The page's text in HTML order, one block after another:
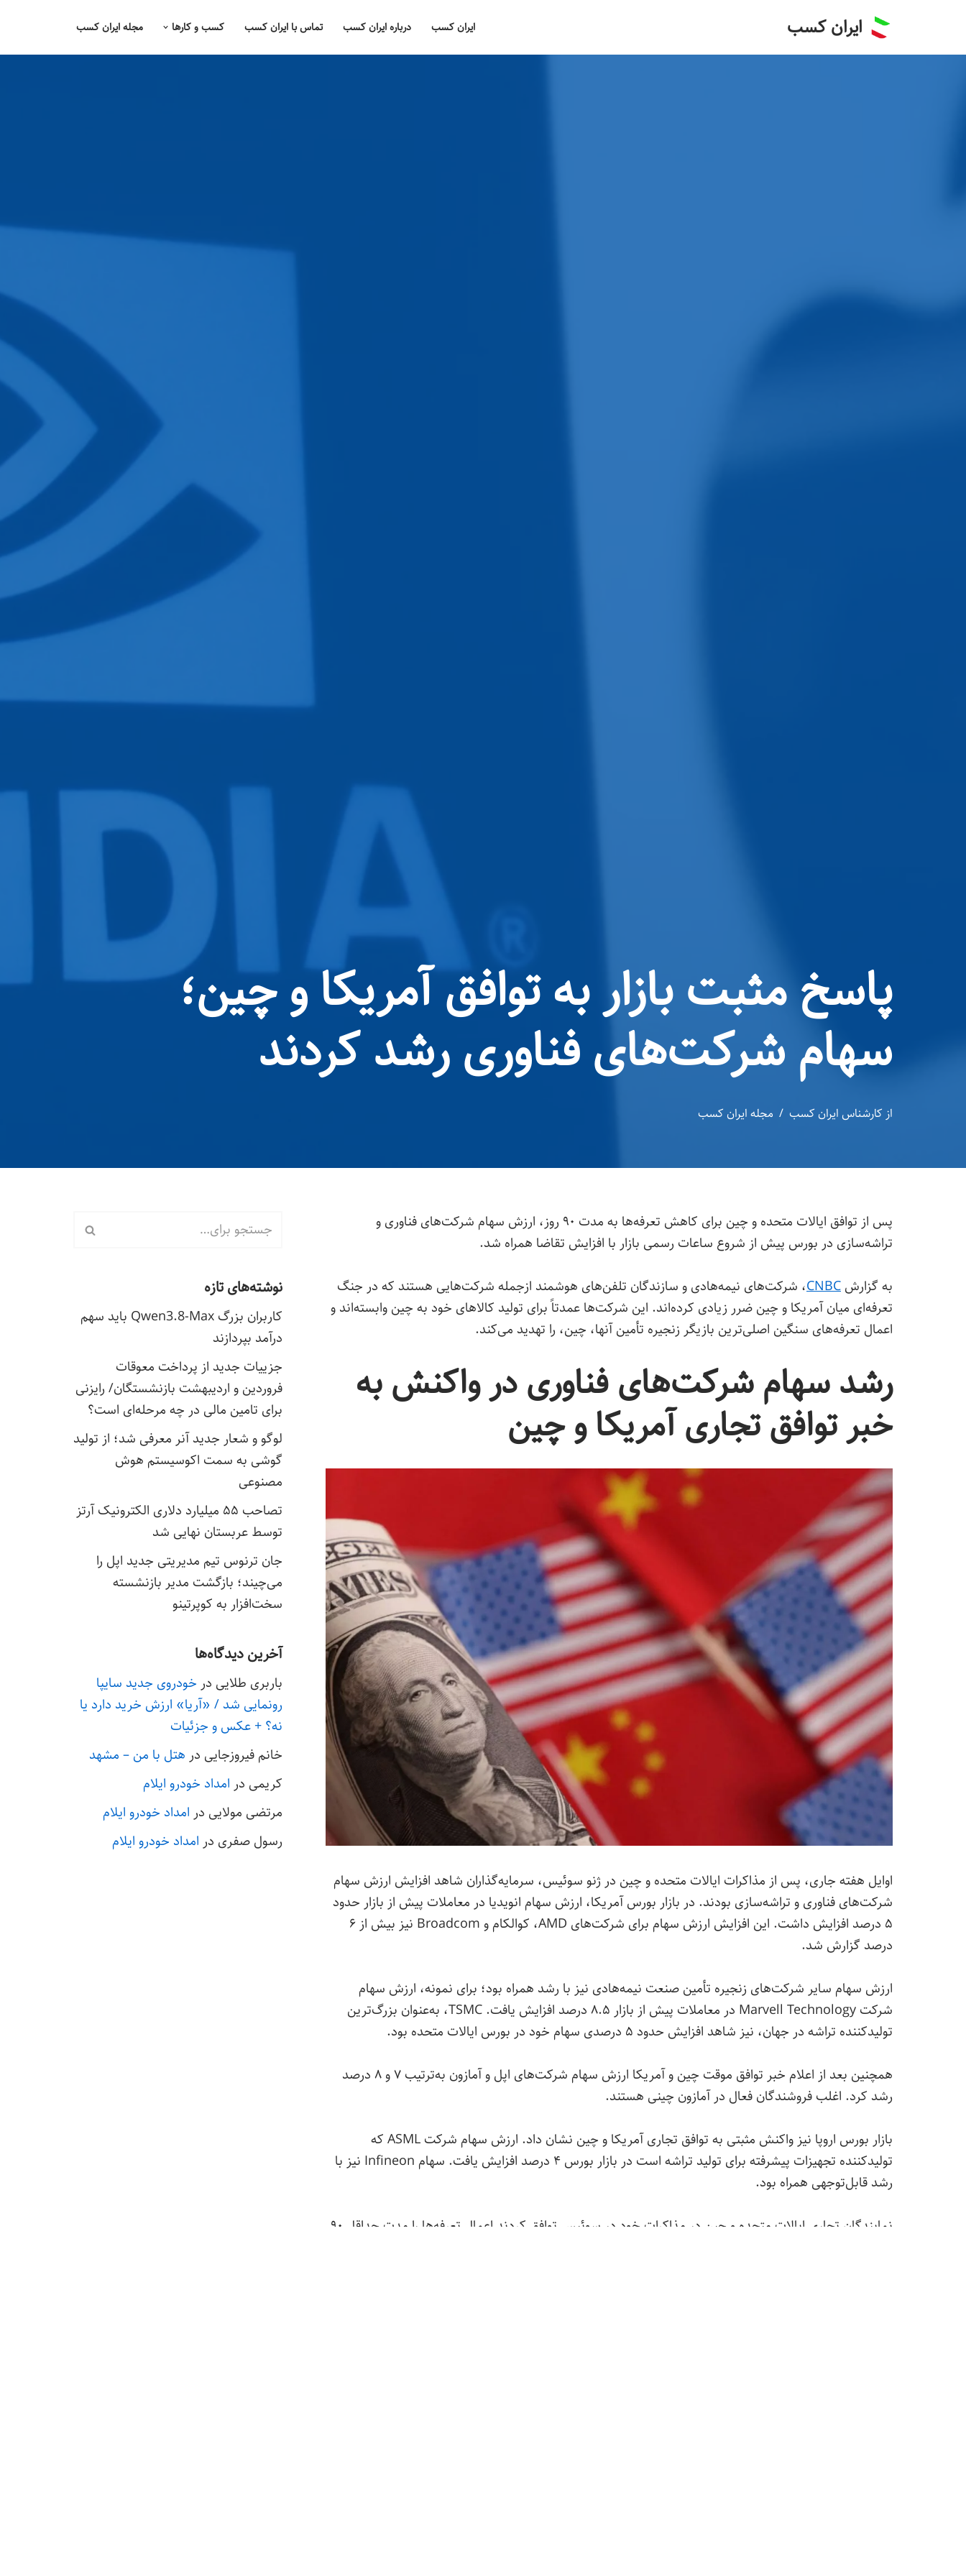
ایران کسب ایران کسب درباره ایران کسب تماس با ایران کسب کسب و کارها مجله ایران کسب
پاسخ مثبت بازار به توافق آمریکا و چین؛
سهام شرکت‌های فناوری رشد کردند
از کارشناس ایران کسب مجله ایران کسب
پس از توافق ایالات متحده و چین برای کاهش تعرفه‌ها به مدت ۹۰ روز، ارزش سهام شرکت‌های فناوری و
تراشه‌سازی در بورس پیش از شروع ساعات رسمی بازار با افزایش تقاضا همراه شد.
به گزارش CNBC، شرکت‌های نیمه‌هادی و سازندگان تلفن‌های هوشمند ازجمله شرکت‌هایی هستند که در جنگ
تعرفه‌ای میان آمریکا و چین ضرر زیادی کرده‌اند. این شرکت‌ها عمدتاً برای تولید کالاهای خود به چین وابسته‌اند و
اعمال تعرفه‌های سنگین اصلی‌ترین بازیگر زنجیره تأمین آنها، چین، را تهدید می‌کند.
رشد سهام شرکت‌های فناوری در واکنش به
خبر توافق تجاری آمریکا و چین
اوایل هفته جاری، پس از مذاکرات ایالات متحده و چین در ژنو سوئیس، سرمایه‌گذاران شاهد افزایش ارزش سهام
شرکت‌های فناوری و تراشه‌سازی بودند. در بازار بورس آمریکا، ارزش سهام انویدیا در معاملات پیش از بازار حدود
۵ درصد افزایش داشت. این افزایش ارزش سهام برای شرکت‌های AMD، کوالکام و Broadcom نیز بیش از ۶
درصد گزارش شد.
ارزش سهام سایر شرکت‌های زنجیره تأمین صنعت نیمه‌هادی نیز با رشد همراه بود؛ برای نمونه، ارزش سهام
شرکت Marvell Technology در معاملات پیش از بازار ۸.۵ درصد افزایش یافت. TSMC، به‌عنوان بزرگ‌ترین
تولیدکننده تراشه در جهان، نیز شاهد افزایش حدود ۵ درصدی سهام خود در بورس ایالات متحده بود.
همچنین بعد از اعلام خبر توافق موقت چین و آمریکا ارزش سهام شرکت‌های اپل و آمازون به‌ترتیب ۷ و ۸ درصد
رشد کرد. اغلب فروشندگان فعال در آمازون چینی هستند.
بازار بورس اروپا نیز واکنش مثبتی به توافق تجاری آمریکا و چین نشان داد. ارزش سهام شرکت ASML که
تولیدکننده تجهیزات پیشرفته برای تولید تراشه است در بازار بورس ۴ درصد افزایش یافت. سهام Infineon نیز با
رشد قابل‌توجهی همراه بود.
نمایندگان تجاری ایالات متحده و چین در مذاکرات خود در سوئیس توافق کردند اعمال تعرفه‌ها را مدت حداقل ۹۰
نوشته‌های تازه
کاربران بزرگ Qwen3.8-Max باید سهم
درآمد بپردازند
جزییات جدید از پرداخت معوقات
فروردین و اردیبهشت بازنشستگان/ رایزنی
برای تامین مالی در چه مرحله‌ای است؟
لوگو و شعار جدید آنر معرفی شد؛ از تولید
گوشی به سمت اکوسیستم هوش
مصنوعی
تصاحب ۵۵ میلیارد دلاری الکترونیک آرتز
توسط عربستان نهایی شد
جان ترنوس تیم مدیریتی جدید اپل را
می‌چیند؛ بازگشت مدیر بازنشسته
سخت‌افزار به کوپرتینو
آخرین دیدگاه‌ها
باربری طلایی در خودروی جدید سایپا
رونمایی شد / «آریا» ارزش خرید دارد یا
نه؟ + عکس و جزئیات
خانم فیروزجایی در هتل با من – مشهد
کریمی در امداد خودرو ایلام
مرتضی مولایی در امداد خودرو ایلام
رسول صفری در امداد خودرو ایلام